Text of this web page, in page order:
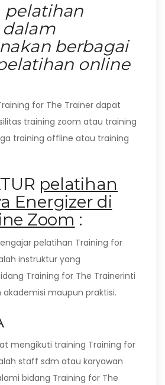
pelatihan
dalam
berbagai
online
for The Trainer dapat
training zoom atau training
training offline atau training
pelatihan
Energizer di
Zoom :
pelatihan Training for
instruktur yang
Training for The Trainerinti
akademisi maupun praktisi.
mengikuti training Training for
staff sdm atau karyawan
bidang Training for The